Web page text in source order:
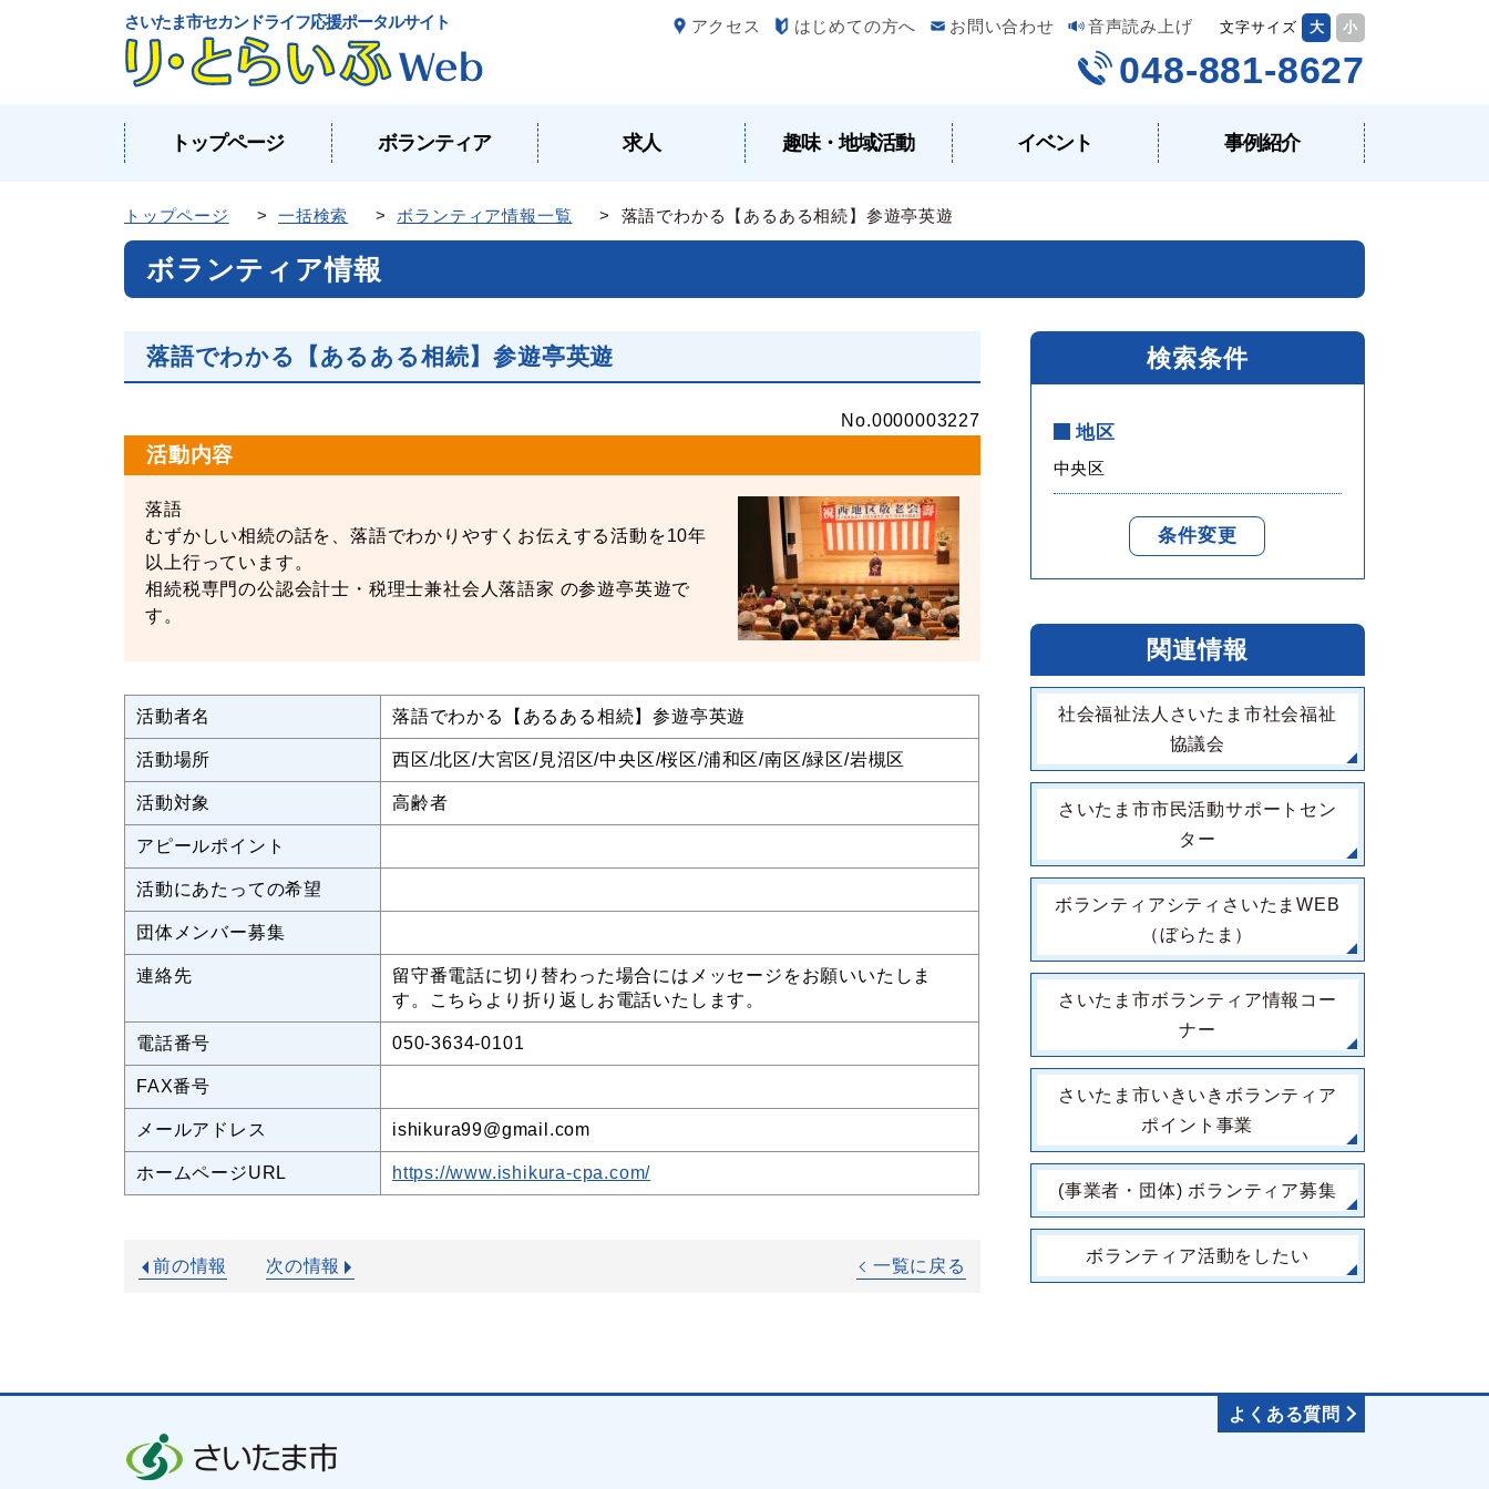
さいたま市セカンドライフ応援ポータルサイト アクセス はじめての方へ お問い合わせ 音声読み上げ 文字サイズ 大 小
048-881-8627
トップページ ボランティア 求人 趣味・地域活動 イベント 事例紹介
トップページ >一括検索 > ボランティア情報一覧 > 落語でわかる【あるある相続】参遊亭英遊
ボランティア情報
落語でわかる【あるある相続】参遊亭英遊
No.0000003227
活動内容
落語
むずかしい相続の話を、落語でわかりやすくお伝えする活動を10年
以上行っています。
相続税専門の公認会計士・税理士兼社会人落語家 の参遊亭英遊で
す。
活動者名 落語でわかる【あるある相続】参遊亭英遊
活動場所 西区/北区/大宮区/見沼区/中央区/桜区/浦和区/南区/緑区/岩槻区
活動対象 高齢者
アピールポイント
活動にあたっての希望
団体メンバー募集
連絡先
留守番電話に切り替わった場合にはメッセージをお願いいたしま
す。こちらより折り返しお電話いたします。
電話番号 050-3634-0101
FAX番号
メールアドレス ishikura99@gmail.com
ホームページURL https://www.ishikura-cpa.com/
前の情報 次の情報 一覧に戻る
検索条件
地区
中央区
条件変更
関連情報
社会福祉法人さいたま市社会福祉
協議会
さいたま市市民活動サポートセン
ター
ボランティアシティさいたまWEB
（ぼらたま）
さいたま市ボランティア情報コー
ナー
さいたま市いきいきボランティア
ポイント事業
(事業者・団体) ボランティア募集
ボランティア活動をしたい
よくある質問